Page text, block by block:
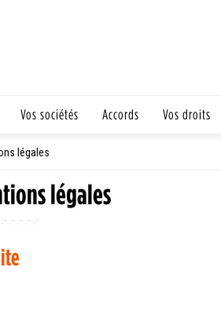
Vos sociétés Accords Vos droits
légales
légales